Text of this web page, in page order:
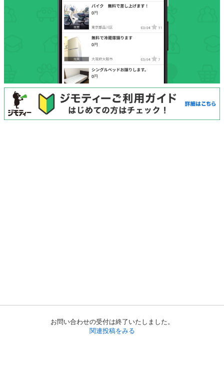
お問い合わせの受付は終了いたしました。
関連投稿をみる